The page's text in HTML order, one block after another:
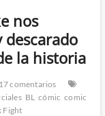
nos
la historia
17 comentarios
BL cómic comic
Fight